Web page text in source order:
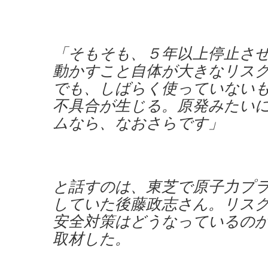
「そもそも、５年以上停止さ
動かすこと自体が大きなリス
でも、しばらく使っていない
不具合が生じる。原発みたい
ムなら、なおさらです」
と話すのは、東芝で原子力プ
していた後藤政志さん。リス
安全対策はどうなっている
取材した。